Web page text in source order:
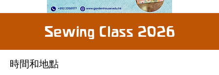
Sewing Class 2026
時間和地點